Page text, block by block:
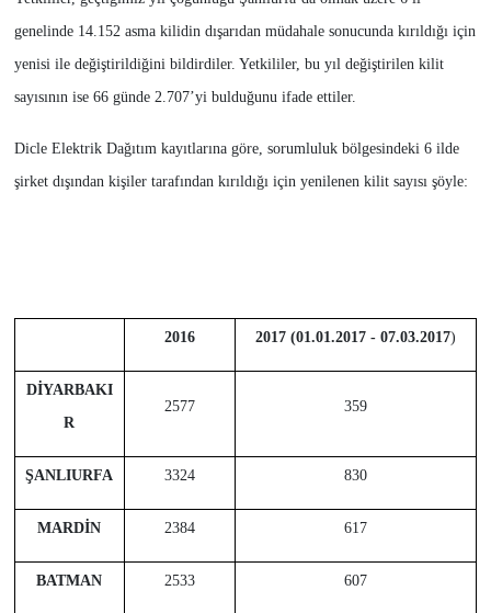
genelinde 14.152 asma kilidin dışarıdan müdahale sonucunda kırıldığı için
yenisi ile değiştirildiğini bildirdiler. Yetkililer, bu yıl değiştirilen kilit
sayısının ise 66 günde 2.707’yi bulduğunu ifade ettiler.
Dicle Elektrik Dağıtım kayıtlarına göre, sorumluluk bölgesindeki 6 ilde
şirket dışından kişiler tarafından kırıldığı için yenilenen kilit sayısı şöyle:
2016 2017 (01.01.2017 - 07.03.2017)
DİYARBAKI
R
2577 359
ŞANLIURFA 3324 830
MARDİN 2384 617
BATMAN 2533 607